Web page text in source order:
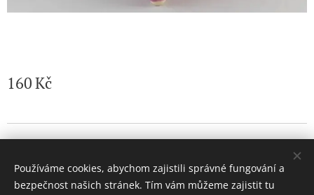
160Kč
Vytvořeno službouWebnode Cookies
Používáme cookies, abychom zajistili správné fungování a
bezpečnost našich stránek. Tím vám můžeme zajistit tu